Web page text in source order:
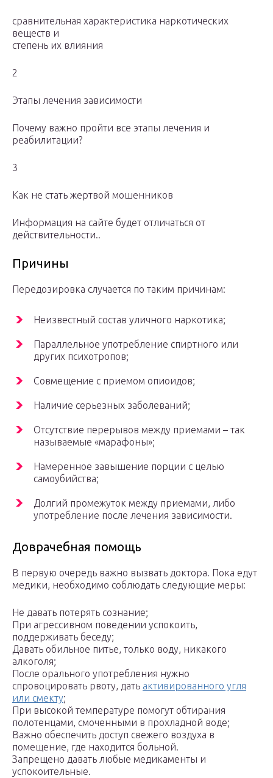
сравнительная характеристика наркотических
веществ и
степень их влияния
2
Этапы лечения зависимости
Почему важно пройти все этапы лечения и
реабилитации?
3
Как не стать жертвой мошенников
Информация на сайте будет отличаться от
действительности..
Причины
Передозировка случается по таким причинам:
Неизвестный состав уличного наркотика;
Параллельное употребление спиртного или
других психотропов;
Совмещение с приемом опиоидов;
Наличие серьезных заболеваний;
Отсутствие перерывов между приемами – так
называемые «марафоны»;
Намеренное завышение порции с целью
самоубийства;
Долгий промежуток между приемами, либо
употребление после лечения зависимости.
Доврачебная помощь
В первую очередь важно вызвать доктора. Пока едут
медики, необходимо соблюдать следующие меры:
Не давать потерять сознание;
При агрессивном поведении успокоить,
поддерживать беседу;
Давать обильное питье, только воду, никакого
алкоголя;
После орального употребления нужно
спровоцировать рвоту, дать активированного угля
или смекту;
При высокой температуре помогут обтирания
полотенцами, смоченными в прохладной воде;
Важно обеспечить доступ свежего воздуха в
помещение, где находится больной.
Запрещено давать любые медикаменты и
успокоительные.